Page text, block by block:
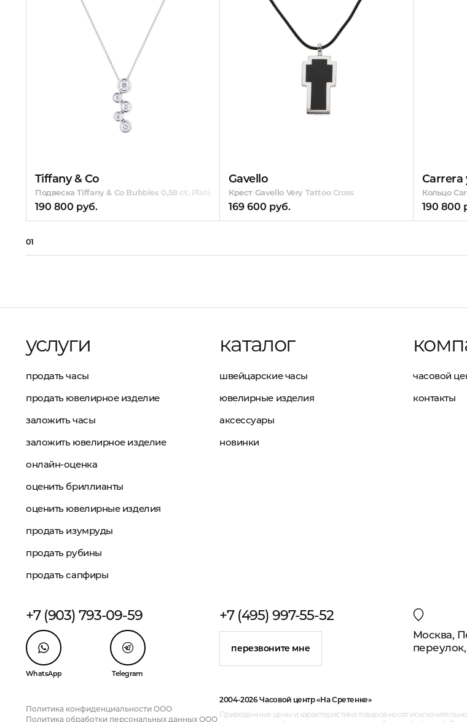
Tiffany & Co
Подвеска Tiffany & Co Bubbles 0,58 ct. Platinum
190 800 руб.
Gavello
Крест Gavello Very Tattoo Cross
169 600 руб.
Carrera
Кольцо
190 800
01
услуги
продать часы
продать ювелирное изделие
заложить часы
заложить ювелирное изделие
онлайн-оценка
оценить бриллианты
оценить ювелирные изделия
продать изумруды
продать рубины
продать сапфиры
каталог
швейцарские часы
ювелирные изделия
аксессуары
новинки
часовой
контакты
+7 (903) 793-09-59
WhatsApp Telegram
+7 (495) 997-55-52
перезвоните мне
Москва,
переулок,
Политика конфиденциальности ООО
Политика обработки персональных данных ООО
2004-2026 Часовой центр «На Сретенке»
Приведённые цены и характеристики товаров носят исключительно